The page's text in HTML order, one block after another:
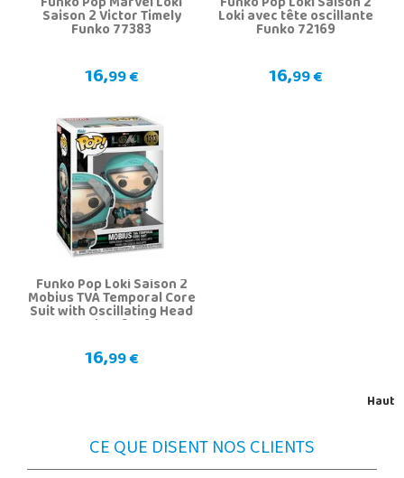
Saison 2 Victor Timely
Funko 77383
16,99 €
Loki avec tête oscillante
Funko 72169
16,99 €
Funko Pop Loki Saison 2
Mobius TVA Temporal Core
Suit with Oscillating Head
Funko 72170
16,99 €
Haut
CE QUE DISENT NOS CLIENTS